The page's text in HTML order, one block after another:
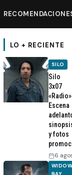
LO + RECIENTE
SILO
Silo
3x07
Escena
y fotos
6